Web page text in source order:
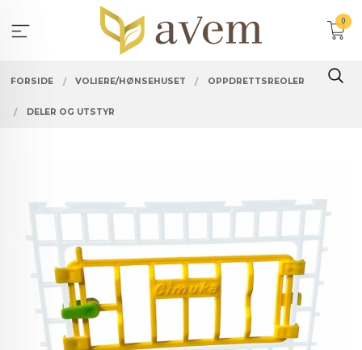
innholdet
0
FORSIDE VOLIERE/HØNSEHUSET OPPDRETTSREOLER
DELER OG UTSTYR